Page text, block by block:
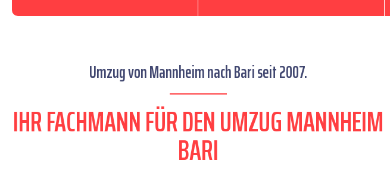
Umzug von Mannheim nach Bari seit 2007.
IHR FACHMANN FÜR DEN UMZUG MANNHEIM
BARI